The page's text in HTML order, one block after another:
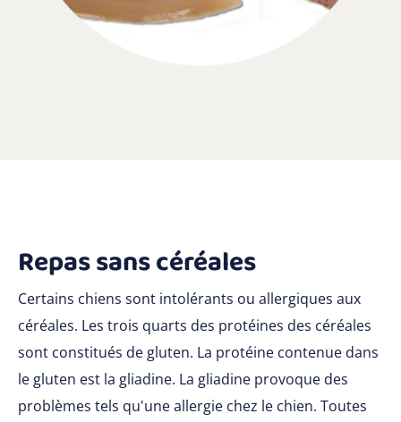
Repas sans céréales
Certains chiens sont intolérants ou allergiques aux
céréales. Les trois quarts des protéines des céréales
sont constitués de gluten. La protéine contenue dans
le gluten est la gliadine. La gliadine provoque des
problèmes tels qu'une allergie chez le chien. Toutes